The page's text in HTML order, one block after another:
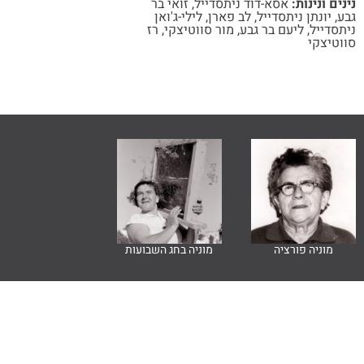
גבע, יונתן ניתסדייל,לב פארן,לילי-ג'ואן
ניתסדייל,ליעם בר גבע, מור סווטיצקי, רז
סווטיצקי
מוניה פורציה מוניה בחג השבועות